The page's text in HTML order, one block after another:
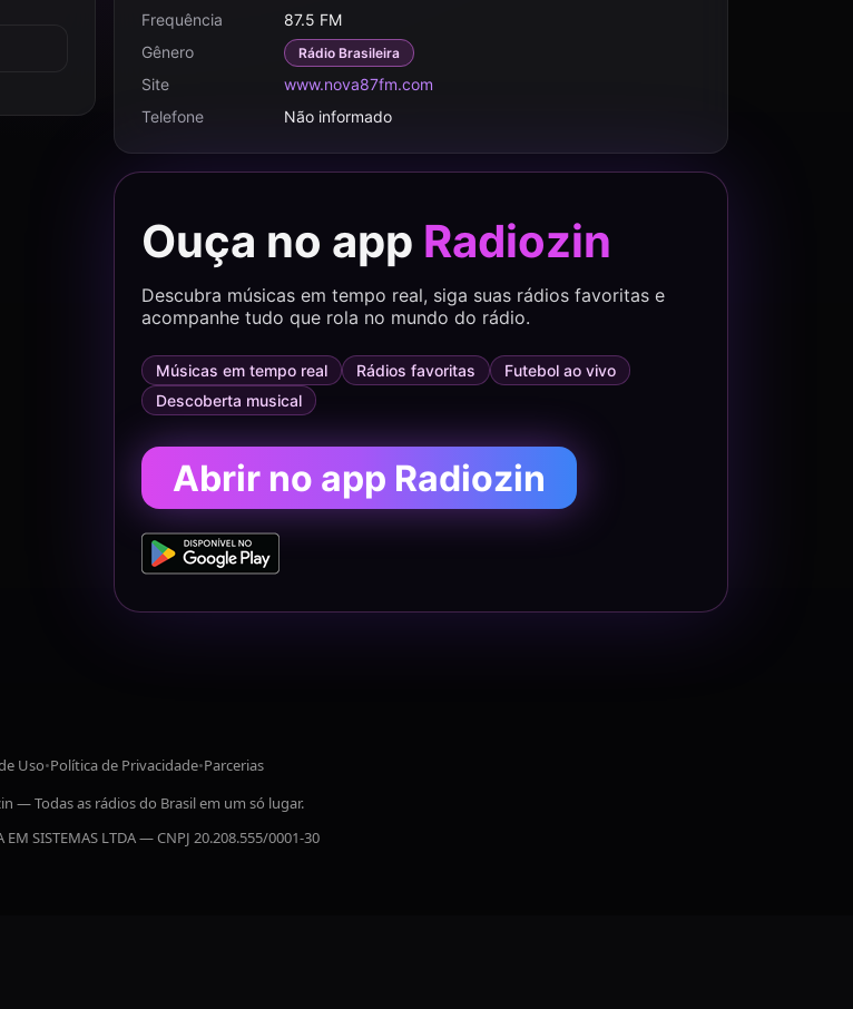
Frequência
87.5 FM
Gênero
Rádio Brasileira
Site
www.nova87fm.com
Telefone
Não informado
Ouça no app Radiozin
Descubra músicas em tempo real, siga suas rádios favoritas e
acompanhe tudo que rola no mundo do rádio.
Músicas em tempo real Rádios favoritas
Futebol ao vivo
Descoberta musical
Abrir no app Radiozin
Uso•Política de Privacidade•Parcerias
— Todas as rádios do Brasil em um só lugar.
EM SISTEMAS LTDA — CNPJ 20.208.555/0001-30